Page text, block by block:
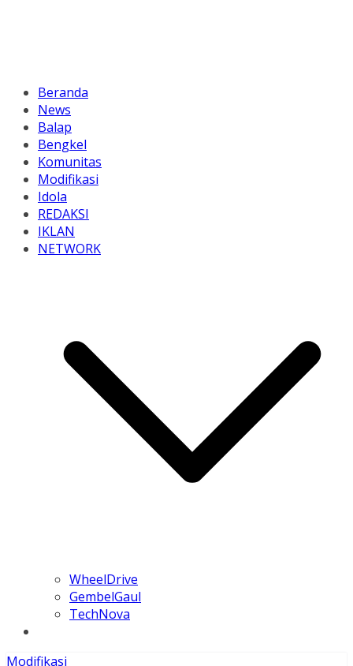
Beranda
News
Balap
Bengkel
Komunitas
Modifikasi
Idola
REDAKSI
IKLAN
NETWORK
WheelDrive
GembelGaul
TechNova
Modifikasi